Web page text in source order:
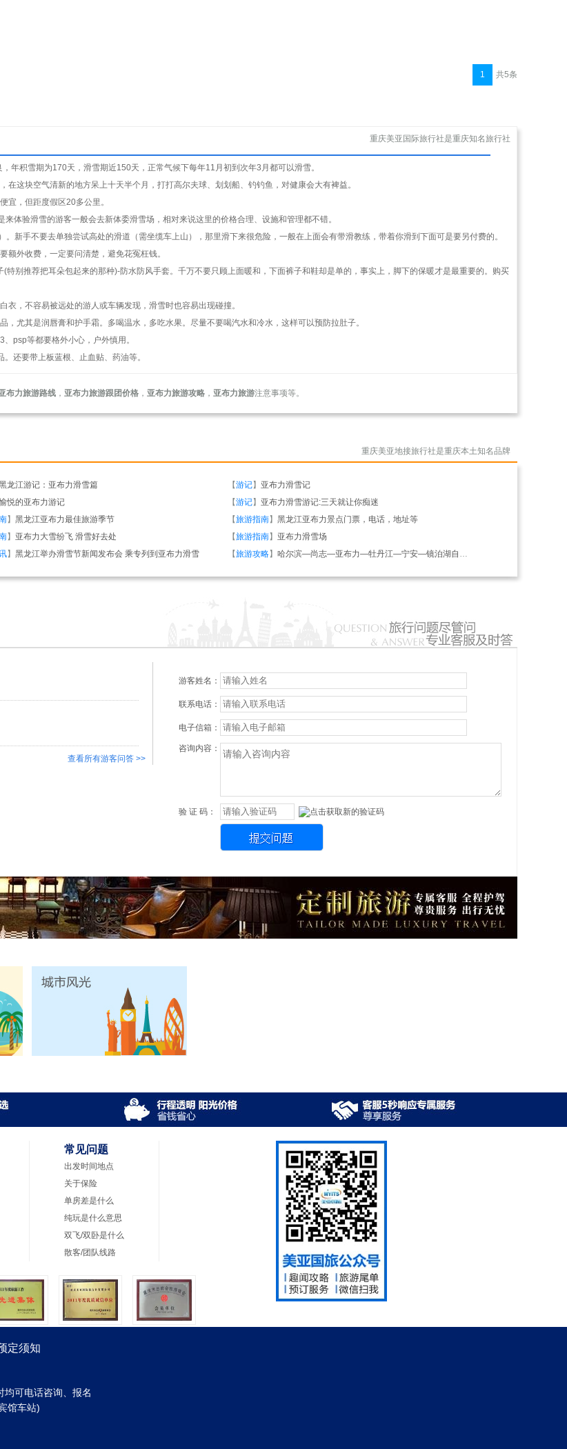
共5条
1
重庆美亚国际旅行社是重庆知名旅行社
年积雪期为170天，滑雪期近150天，正常气候下每年11月初到次年3月都可以滑雪。
这块空气清新的地方呆上十天半个月，打打高尔夫球、划划船、钓钓鱼，对健康会大有裨益。
宜，但距度假区20多公里。
体验滑雪的游客一般会去新体委滑雪场，相对来说这里的价格合理、设施和管理都不错。
新手不要去单独尝试高处的滑道（需坐缆车上山），那里滑下来很危险，一般在上面会有带滑教练，带着你滑到下面可是要另付费的。
外收费，一定要问清楚，避免花冤枉钱。
别推荐把耳朵包起来的那种)-防水防风手套。千万不要只顾上面暖和，下面裤子和鞋却是单的，事实上，脚下的保暖才是最重要的。购买
，不容易被远处的游人或车辆发现，滑雪时也容易出现碰撞。
尤其是润唇膏和护手霜。多喝温水，多吃水果。尽量不要喝汽水和冷水，这样可以预防拉肚子。
psp等都要格外小心，户外慎用。
还要带上板蓝根、止血贴、药油等。
布力旅游路线 ， 亚布力旅游跟团价格 ， 亚布力旅游攻略 ， 亚布力旅游注意事项等。
重庆美亚地接旅行社是重庆本土知名品牌
龙江游记：亚布力滑雪篇 【游记】 亚布力滑雪记
悦的亚布力游记 【游记】 亚布力滑雪游记:三天就让你痴迷
】 黑龙江亚布力最佳旅游季节 【旅游指南】 黑龙江亚布力景点门票，电话，地址等
】 亚布力大雪纷飞 滑雪好去处 【旅游指南】 亚布力滑雪场
】 黑龙江举办滑雪节新闻发布会 乘专列到亚布力滑雪 【旅游攻略】 哈尔滨—尚志—亚布力—牡丹江—宁安—镜泊湖自驾线路
查看所有游客问答 >>
游客姓名：
联系电话：
电子信箱：
咨询内容：
验 证 码：
常见问题
出发时间地点
关于保险
单房差是什么
纯玩是什么意思
双飞/双卧是什么
散客/团队线路
定须知
可电话咨询、报名
馆车站)